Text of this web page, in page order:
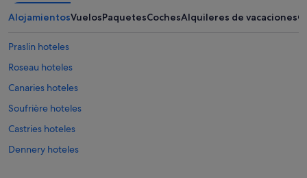
AlojamientosVuelosPaquetesCochesAlquileres de vacaciones
Praslin hoteles
Roseau hoteles
Canaries hoteles
Soufrière hoteles
Castries hoteles
Dennery hoteles